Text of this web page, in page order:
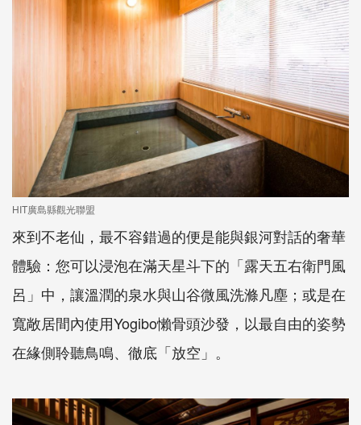
HIT廣島縣觀光聯盟
來到不老仙，最不容錯過的便是能與銀河對話的奢華
體驗：您可以浸泡在滿天星斗下的「露天五右衛門風
呂」中，讓溫潤的泉水與山谷微風洗滌凡塵；或是在
寬敞居間內使用Yogibo懶骨頭沙發，以最自由的姿勢
在緣側聆聽鳥鳴、徹底「放空」。